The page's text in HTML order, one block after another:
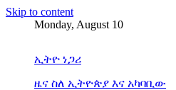
Skip to content
Monday, August 10
ኢትዮ ነጋሪ
ዜና ስለ ኢትዮጵያ እና አካባቢው